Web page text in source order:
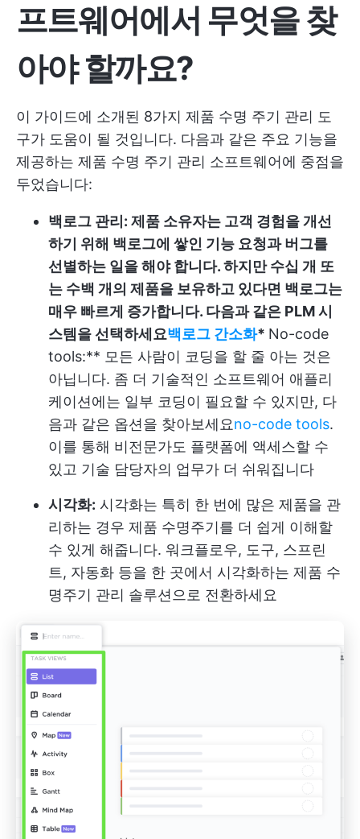
프트웨어에서 무엇을 찾
아야 할까요?
이 가이드에 소개된 8가지 제품 수명 주기 관리 도
구가 도움이 될 것입니다. 다음과 같은 주요 기능을
제공하는 제품 수명 주기 관리 소프트웨어에 중점을
두었습니다:
백로그 관리: 제품 소유자는 고객 경험을 개선
하기 위해 백로그에 쌓인 기능 요청과 버그를
선별하는 일을 해야 합니다. 하지만 수십 개 또
는 수백 개의 제품을 보유하고 있다면 백로그는
매우 빠르게 증가합니다. 다음과 같은 PLM 시
스템을 선택하세요백로그 간소화* No-code
tools:** 모든 사람이 코딩을 할 줄 아는 것은
아닙니다. 좀 더 기술적인 소프트웨어 애플리
케이션에는 일부 코딩이 필요할 수 있지만, 다
음과 같은 옵션을 찾아보세요no-code tools.
이를 통해 비전문가도 플랫폼에 액세스할 수
있고 기술 담당자의 업무가 더 쉬워집니다
시각화: 시각화는 특히 한 번에 많은 제품을 관
리하는 경우 제품 수명주기를 더 쉽게 이해할
수 있게 해줍니다. 워크플로우, 도구, 스프린
트, 자동화 등을 한 곳에서 시각화하는 제품 수
명주기 관리 솔루션으로 전환하세요